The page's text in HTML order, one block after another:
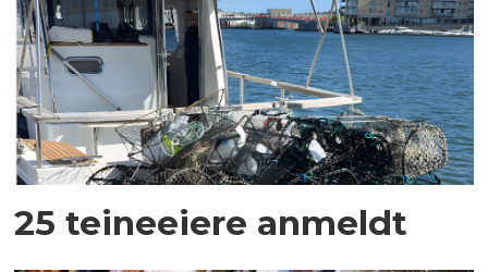
25 teineeiere anmeldt